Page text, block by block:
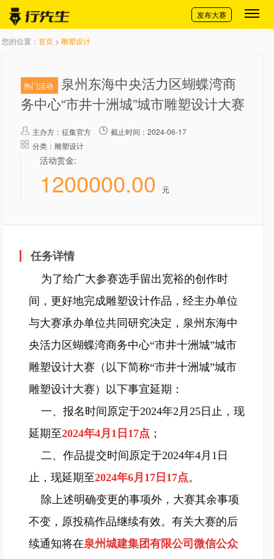
切换导航
发布大赛
您的位置： 首页 > 雕塑设计
热门活动
泉州东海中央活力区蝴蝶湾商
务中心“市井十洲城”城市雕塑设计大赛
主办方： 征集官方
截止时间：2024-06-17
分类：雕塑设计
活动赏金:
1200000.00 元
任务详情
为了给广大参赛选手留出宽裕的创作时
间，更好地完成雕塑设计作品，经主办单位
与大赛承办单位共同研究决定，泉州东海中
央活力区蝴蝶湾商务中心“市井十洲城”城市
雕塑设计大赛（以下简称“市井十洲城”城市
雕塑设计大赛）以下事宜延期：
一、报名时间原定于2024年2月25日止，现
延期至2024年4月1日17点 ；
二、作品提交时间原定于2024年4月1日
止，现延期至2024年6月17日17点。
除上述明确变更的事项外，大赛其余事项
不变，原投稿作品继续有效。有关大赛的后
续通知将在泉州城建集团有限公司微信公众